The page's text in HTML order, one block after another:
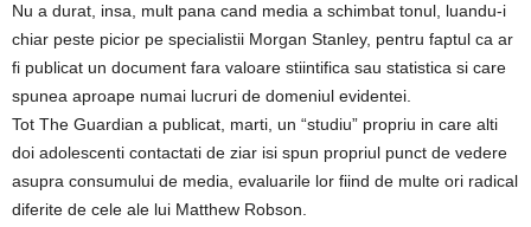
Nu a durat, insa, mult pana cand media a schimbat tonul, luandu-i
chiar peste picior pe specialistii Morgan Stanley, pentru faptul ca ar
fi publicat un document fara valoare stiintifica sau statistica si care
spunea aproape numai lucruri de domeniul evidentei.
Tot The Guardian a publicat, marti, un “studiu” propriu in care alti
doi adolescenti contactati de ziar isi spun propriul punct de vedere
asupra consumului de media, evaluarile lor fiind de multe ori radical
diferite de cele ale lui Matthew Robson.